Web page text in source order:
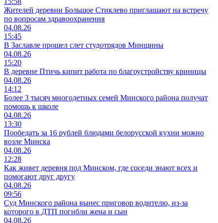
Жителей деревни Большое Стиклево приглашают на встречу
по вопросам здравоохранения
04.08.26
15:45
В Заславле прошел слет студотрядов Минщины
04.08.26
15:20
В деревне Птичь кипит работа по благоустройству криницы
04.08.26
14:12
Более 3 тысяч многодетных семей Минского района получат
помощь к школе
04.08.26
13:30
Пообедать за 16 рублей блюдами белорусской кухни можно
возле Минска
04.08.26
12:28
Как живет деревня под Минском, где соседи знают всех и
помогают друг другу
04.08.26
09:56
Суд Минского района вынес приговор водителю, из-за
которого в ДТП погибли жена и сын
04.08.26